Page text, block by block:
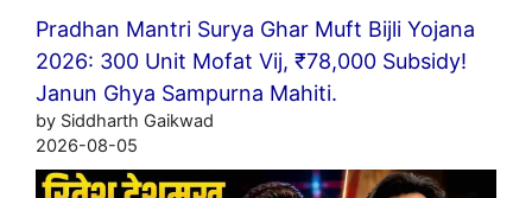
Pradhan Mantri Surya Ghar Muft Bijli Yojana
2026: 300 Unit Mofat Vij, ₹78,000 Subsidy!
Janun Ghya Sampurna Mahiti.
by Siddharth Gaikwad
2026-08-05